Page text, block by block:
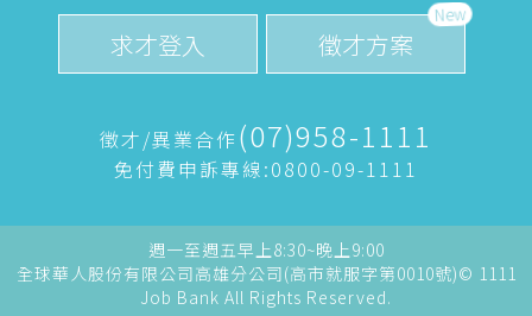
求才登入 徵才方案
New
徵才/異業合作(07)958-1111
免付費申訴專線:0800-09-1111
週一至週五早上8:30~晚上9:00
全球華人股份有限公司高雄分公司(高市就服字第0010號)© 1111
Job Bank All Rights Reserved.